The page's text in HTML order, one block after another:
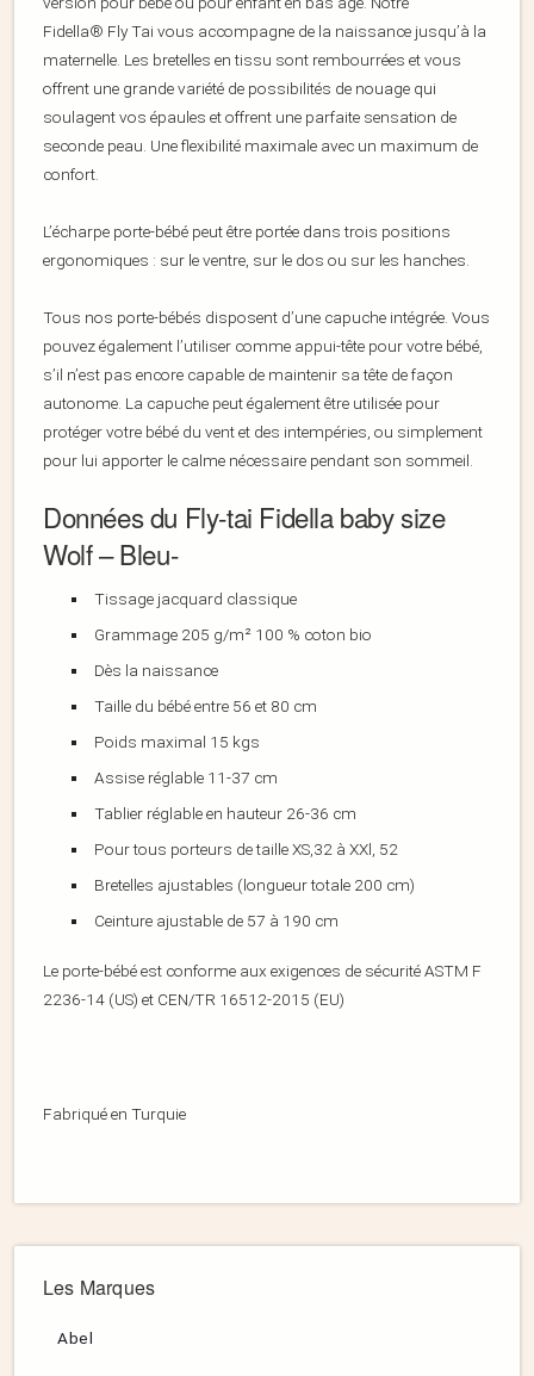
Fidella® Fly Tai vous accompagne de la naissance jusqu’à la
maternelle. Les bretelles en tissu sont rembourrées et vous
offrent une grande variété de possibilités de nouage qui
soulagent vos épaules et offrent une parfaite sensation de
seconde peau. Une flexibilité maximale avec un maximum de
confort.
L’écharpe porte-bébé peut être portée dans trois positions
ergonomiques : sur le ventre, sur le dos ou sur les hanches.
Tous nos porte-bébés disposent d’une capuche intégrée. Vous
pouvez également l’utiliser comme appui-tête pour votre bébé,
s’il n’est pas encore capable de maintenir sa tête de façon
autonome. La capuche peut également être utilisée pour
protéger votre bébé du vent et des intempéries, ou simplement
pour lui apporter le calme nécessaire pendant son sommeil.
Données du Fly-tai Fidella baby size
Wolf – Bleu-
Tissage jacquard classique
Grammage 205 g/m² 100 % coton bio
Dès la naissance
Taille du bébé entre 56 et 80 cm
Poids maximal 15 kgs
Assise réglable 11-37 cm
Tablier réglable en hauteur 26-36 cm
Pour tous porteurs de taille XS,32 à XXl, 52
Bretelles ajustables (longueur totale 200 cm)
Ceinture ajustable de 57 à 190 cm
Le porte-bébé est conforme aux exigences de sécurité ASTM F
2236-14 (US) et CEN/TR 16512-2015 (EU)
Fabriqué en Turquie
Les Marques
Abel